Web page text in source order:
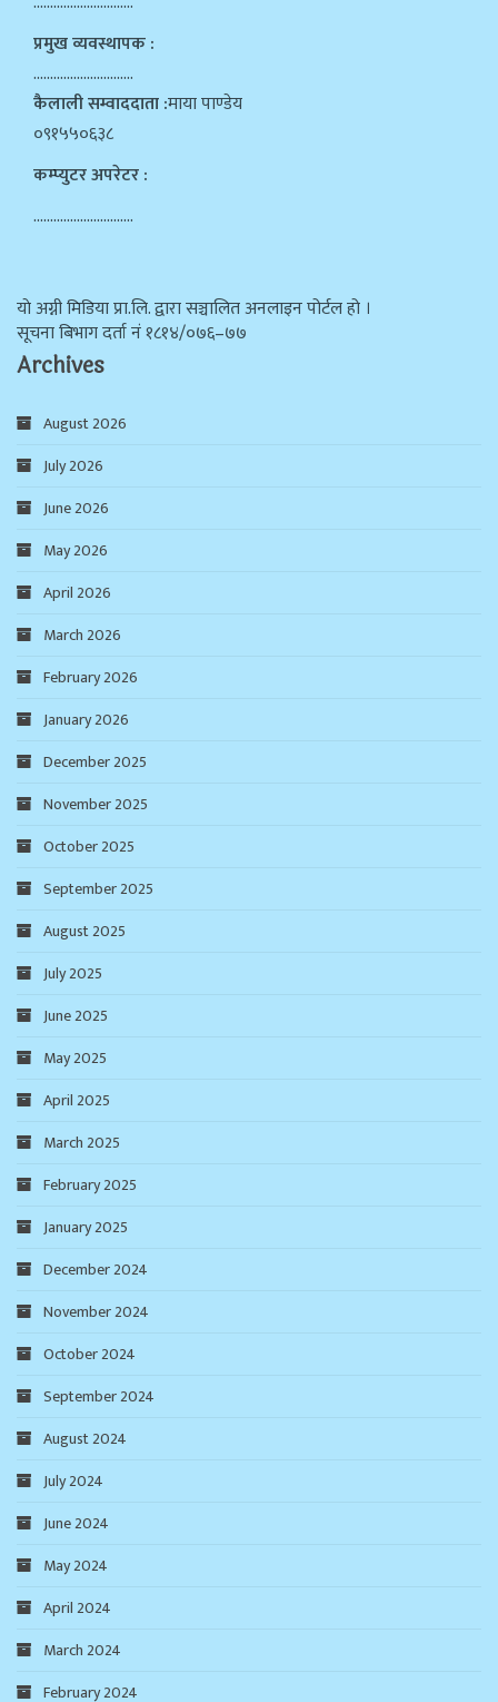
प्रमुख व्यवस्थापक :
…………………………
कैलाली सम्वाददाता :माया पाण्डेय
०९१५५०६३८
कम्प्युटर अपरेटर :
…………………………
याे अग्नी मिडिया प्रा.लि. द्वारा सञ्चालित अनलाइन पोर्टल हो ।
सूचना बिभाग दर्ता न‌ं १८१४/०७६–७७
Archives
August 2026
July 2026
June 2026
May 2026
April 2026
March 2026
February 2026
January 2026
December 2025
November 2025
October 2025
September 2025
August 2025
July 2025
June 2025
May 2025
April 2025
March 2025
February 2025
January 2025
December 2024
November 2024
October 2024
September 2024
August 2024
July 2024
June 2024
May 2024
April 2024
March 2024
February 2024